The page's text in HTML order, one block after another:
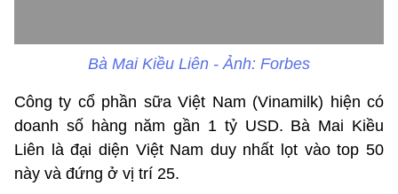
Bà Mai Kiều Liên - Ảnh: Forbes
Công ty cổ phần sữa Việt Nam (Vinamilk) hiện có
doanh số hàng năm gần 1 tỷ USD. Bà Mai Kiều
Liên là đại diện Việt Nam duy nhất lọt vào top 50
này và đứng ở vị trí 25.